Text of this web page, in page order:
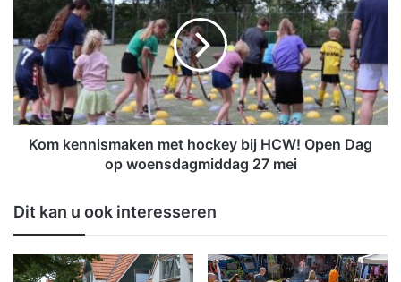
d
v
a
n
O
l
t
:
h
e
m
e
n
n
i
s
n
m
e
t
Kom kennismaken met hockey bij HCW! Open Dag
op woensdagmiddag 27 mei
Dit kan u ook interesseren